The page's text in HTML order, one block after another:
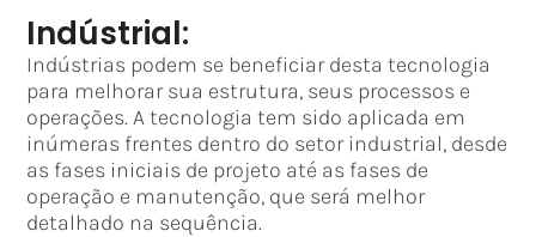
Indústrial:
Indústrias podem se beneficiar desta tecnologia
para melhorar sua estrutura, seus processos e
operações. A tecnologia tem sido aplicada em
inúmeras frentes dentro do setor industrial, desde
as fases iniciais de projeto até as fases de
operação e manutenção, que será melhor
detalhado na sequência.